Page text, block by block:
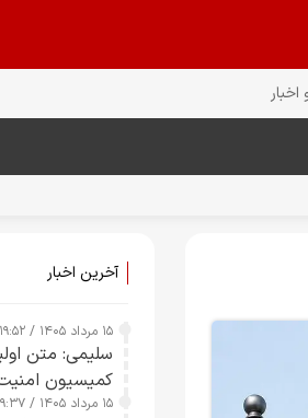
اخبار
آخرین اخبار
۱۵ مرداد ۱۴۰۵ / ۱۹:۵۲
سلیمی: متن
کمیسیون
۱۵ مرداد ۱۴۰۵ / ۱۹:۳۷